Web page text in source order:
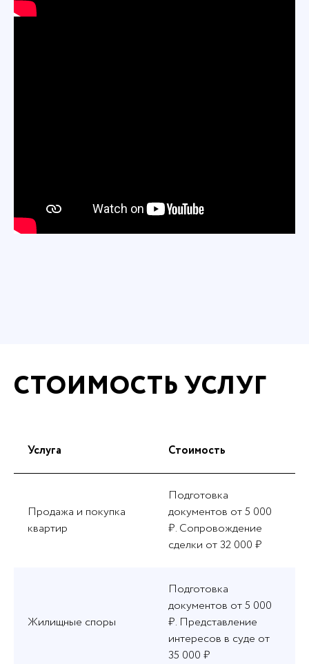
СТОИМОСТЬ УСЛУГ
Услуга Стоимость
Продажа и покупка
квартир
Подготовка
документов от 5 000
₽. Сопровождение
сделки от 32 000 ₽
Жилищные споры
Подготовка
документов от 5 000
₽. Представление
интересов в суде от
35 000 ₽